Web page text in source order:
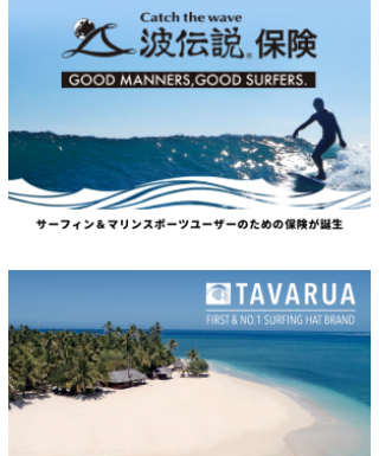
まっきー
三輪予報士
小川予報士
上田純子
上條将美
唐澤予報士
SancheZ
ゴン